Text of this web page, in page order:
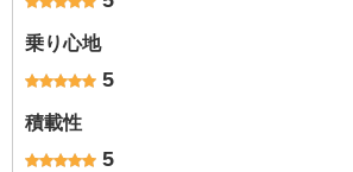
乗り心地
5
積載性
5